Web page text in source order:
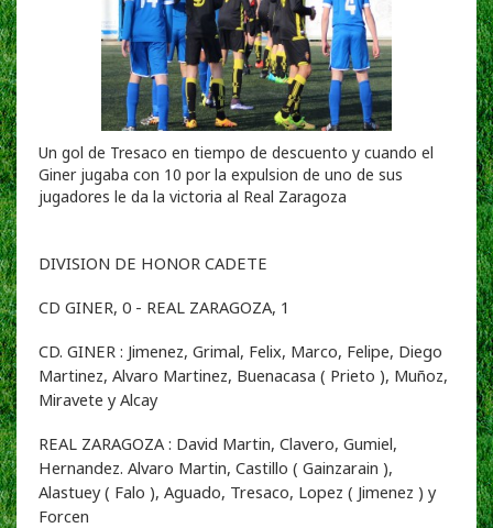
Un gol de Tresaco en tiempo de descuento y cuando el
Giner jugaba con 10 por la expulsion de uno de sus
jugadores le da la victoria al Real Zaragoza
DIVISION DE HONOR CADETE
CD GINER, 0 - REAL ZARAGOZA, 1
CD. GINER : Jimenez, Grimal, Felix, Marco, Felipe, Diego
Martinez, Alvaro Martinez, Buenacasa ( Prieto ), Muñoz,
Miravete y Alcay
REAL ZARAGOZA : David Martin, Clavero, Gumiel,
Hernandez. Alvaro Martin, Castillo ( Gainzarain ),
Alastuey ( Falo ), Aguado, Tresaco, Lopez ( Jimenez ) y
Forcen